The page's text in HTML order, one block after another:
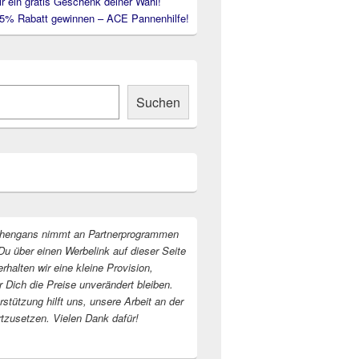
Rabatt gewinnen – ACE Pannenhilfe!
Suchen
nimmt an Partnerprogrammen
über einen Werbelink auf dieser Seite
wir eine kleine Provision,
Dich die Preise unverändert bleiben.
hilft uns, unsere Arbeit an der
Vielen Dank dafür!